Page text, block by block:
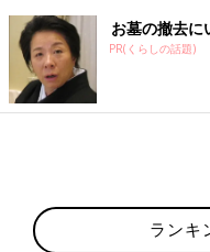
お墓の撤去に
PR(くらしの話題)
ランキ